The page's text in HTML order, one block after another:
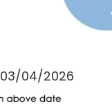
03/04/2026